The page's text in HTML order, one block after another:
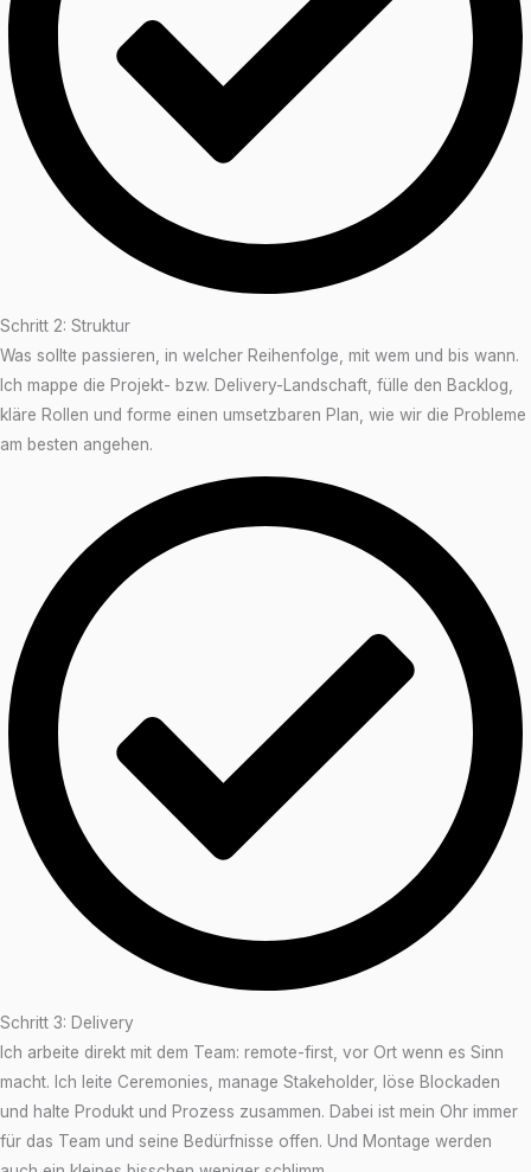
Schritt 2: Struktur
Was sollte passieren, in welcher Reihenfolge, mit wem und bis wann.
Ich mappe die Projekt- bzw. Delivery-Landschaft, fülle den Backlog,
kläre Rollen und forme einen umsetzbaren Plan, wie wir die Probleme
am besten angehen.
Schritt 3: Delivery
Ich arbeite direkt mit dem Team: remote-first, vor Ort wenn es Sinn
macht. Ich leite Ceremonies, manage Stakeholder, löse Blockaden
und halte Produkt und Prozess zusammen. Dabei ist mein Ohr immer
für das Team und seine Bedürfnisse offen. Und Montage werden